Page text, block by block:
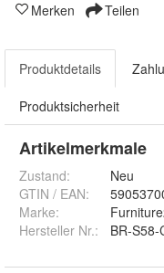
Merken Teilen
Produktdetails
Produktsicherheit
Artikelmerkmale
Zustand:
Neu
GTIN / EAN:
Marke:
Hersteller Nr.:
BR-S58-